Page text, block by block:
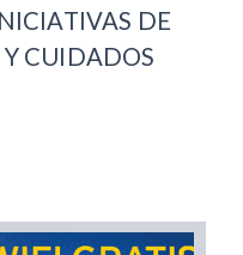
DE
CUIDADOS